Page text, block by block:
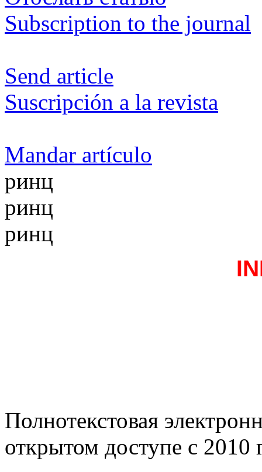
Subscription to the journal
Send article
Suscripción a la revista
Mandar artículo
ринц
ринц
ринц
Полнотекстовая
открытом доступе с 2010